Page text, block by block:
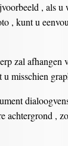
, als
, kunt u
zal afhangen
misschien
,